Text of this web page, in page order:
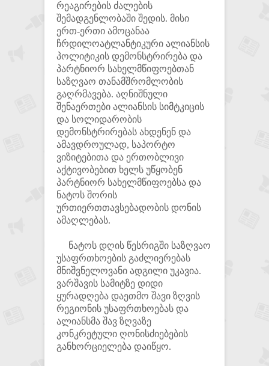
რეაგირების ძალების
შემადგენლობაში შედის. მისი
ერთ-ერთი ამოცანაა
ჩრდილოატლანტიკური ალიანსის
პოლიტიკის დემონსტრირება და
პარტნიორ სახელმწიფოებთან
საზღვაო თანამშრომლობის
გაღრმავება. აღნიშნული
შენაერთები ალიანსის სიმტკიცის
და სოლიდარობის
დემონსტრირებას ახდენენ და
ამავდროულად, საპორტო
ვიზიტებითა და ერთობლივი
აქტივობებით ხელს უწყობენ
პარტნიორ სახელმწიფოებსა და
ნატოს შორის
ურთიერთთავსებადობის დონის
ამაღლებას.
ნატოს დღის წესრიგში საზღვაო
უსაფრთხოების გაძლიერებას
მნიშვნელოვანი ადგილი უკავია.
ვარშავის სამიტზე დიდი
ყურადღება დაეთმო შავი ზღვის
რეგიონის უსაფრთხოებას და
ალიანსმა შავ ზღვაზე
კონკრეტული ღონისძიებების
განხორციელება დაიწყო.